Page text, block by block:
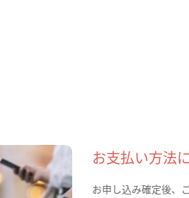
お支払い方法
お申し込み確定後、